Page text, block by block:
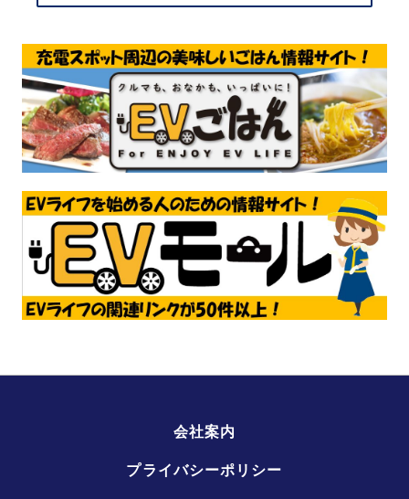
会社案内
プライバシーポリシー